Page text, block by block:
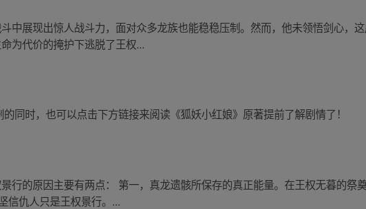
中展现出惊人战斗力，面对众多龙族也能稳稳压制。然而，他未领悟剑心，
为代价的掩护下逃脱了王权...
同时，也可以点击下方链接来阅读《狐妖小红娘》原著提前了解剧情了！
行的原因主要有两点： 第一，真龙遗骸所保存的真正能量。在王权无暮的祭
信仇人只是王权景行。...